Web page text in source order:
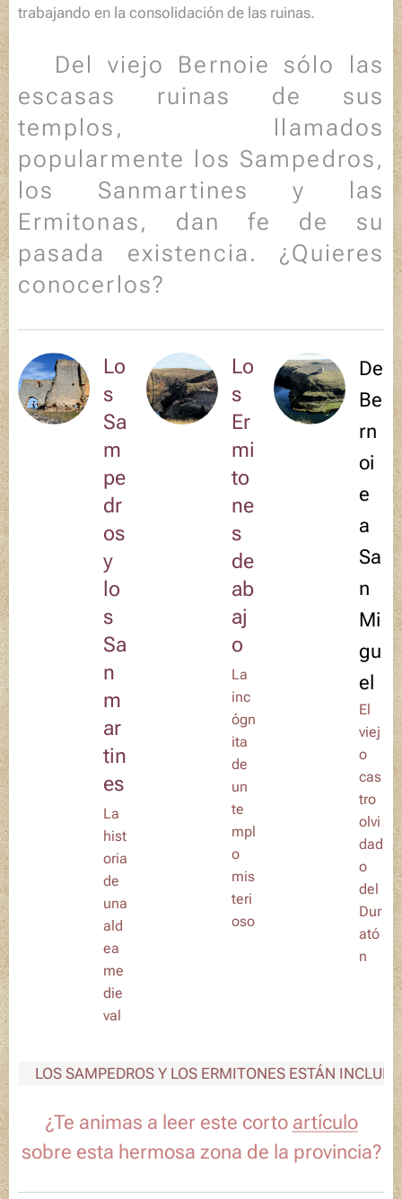
trabajando en la consolidación de las ruinas.
🏞️Del viejo Bernoie sólo las
escasas ruinas de sus
templos, llamados
popularmente los Sampedros,
los Sanmartines y las
Ermitonas,
dan fe de su
pasada existencia.
¿Quieres
conocerlos?
Lo
s
Sa
m
pe
dr
os
y
lo
s
Sa
n
m
ar
tin
es
La
hist
oria
de
una
ald
ea
me
die
val
Lo
s
Er
mi
to
ne
s
de
ab
aj
o
La
inc
ógn
ita
de
un
te
mpl
o
mis
teri
oso
De
Be
rn
oi
e
a
Sa
n
Mi
gu
el
El
viej
o
cas
tro
olvi
dad
o
del
Dur
ató
n
LOS SAMPEDROS Y LOS ERMITONES ESTÁN
¿Te animas a leer este corto artículo
sobre esta hermosa zona de la provincia?